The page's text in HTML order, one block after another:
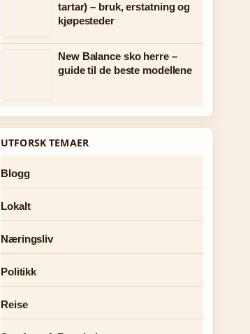
tartar) – bruk, erstatning og
kjøpesteder
New Balance sko herre –
guide til de beste modellene
UTFORSK TEMAER
Blogg
Lokalt
Næringsliv
Politikk
Reise